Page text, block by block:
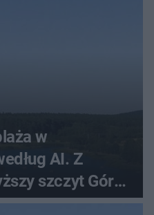
w
AI. Z
szczyt Gór